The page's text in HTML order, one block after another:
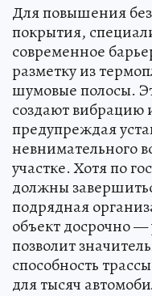
Для повышения
покрытия,
современное
разметку из
шумовые полосы.
создают
предупреждая
невнимательного
участке. Хотя по
должны
подрядная
объект досрочно —
позволит
способность
для тысяч